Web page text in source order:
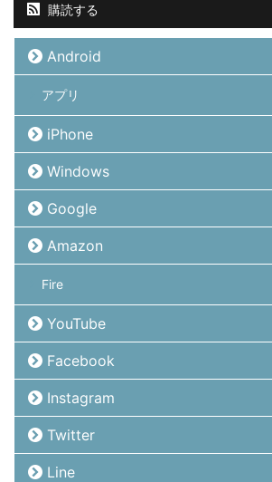
購読する
Android
アプリ
iPhone
Windows
Google
Amazon
Fire
YouTube
Facebook
Instagram
Twitter
Line